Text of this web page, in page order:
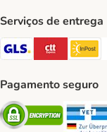
Serviços de entrega
GLS Shipping
Pagamento seguro
Security